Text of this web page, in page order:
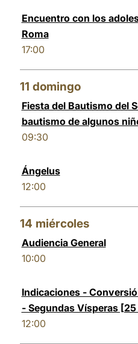
Encuentro con los
Roma
17:00
11 domingo
Fiesta del Bautismo del
bautismo de algunos
09:30
Ángelus
12:00
14 miércoles
Audiencia General
10:00
Indicaciones -
- Segundas Vísperas
12:00